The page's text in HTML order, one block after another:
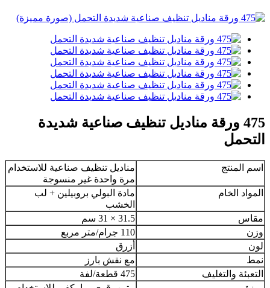
475 ورقة مناديل تنظيف صناعية شديدة
التحمل
اسم المنتج
مناديل تنظيف صناعية للاستخدام
مرة واحدة غير منسوجة
المواد الخام
مادة البولي بروبيلين + لب
الخشب
مقاس
31.5 × 31 سم
وزن
110 جرام/متر مربع
لون
أزرق
نمط
مع نقش بارز
التعبئة والتغليف
475 قطعة/لفة